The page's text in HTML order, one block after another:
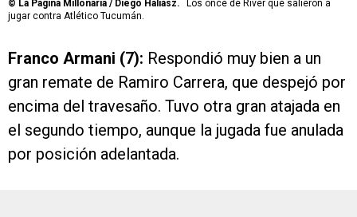
© La Página Millonaria / Diego Haliasz.
Los once de River que salieron a
jugar contra Atlético Tucumán.
Franco Armani (7): Respondió muy bien a un
gran remate de Ramiro Carrera, que despejó por
encima del travesaño. Tuvo otra gran atajada en
el segundo tiempo, aunque la jugada fue anulada
por posición adelantada.